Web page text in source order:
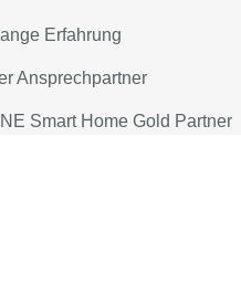
Erfahrung
Ansprechpartner
Smart Home Gold Partner